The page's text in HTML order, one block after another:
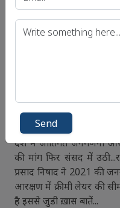
बाद यह आंदोलन बढ़ता गया.
प्रधानमंत्री राजीव गांधी की
किया गया और राष्ट्रपति के
देश में जातिगत जनगणना और
की मांग फिर संसद में
प्रसाद निषाद ने 2021 की
आरक्षण में क्रीमी लेयर की
है इससे जुडी ख़ास बातें...
Send